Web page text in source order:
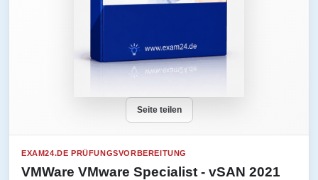
Seite teilen
EXAM24.DE PRÜFUNGSVORBEREITUNG
VMWare VMware Specialist - vSAN 2021